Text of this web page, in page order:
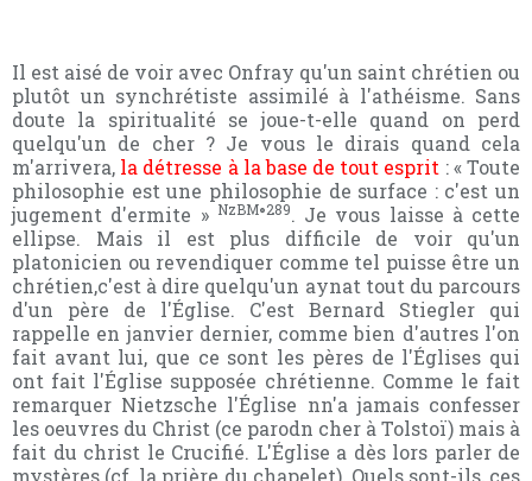
Il est aisé de voir avec Onfray qu'un saint chrétien ou
plutôt un synchrétiste assimilé à l'athéisme. Sans
doute la spiritualité se joue-t-elle quand on perd
quelqu'un de cher ? Je vous le dirais quand cela
m'arrivera, la détresse à la base de tout esprit : « Toute
philosophie est une philosophie de surface : c'est un
jugement d'ermite » NzBM°289. Je vous laisse à cette
ellipse. Mais il est plus difficile de voir qu'un
platonicien ou revendiquer comme tel puisse être un
chrétien,c'est à dire quelqu'un aynat tout du parcours
d'un père de l'Église. C'est Bernard Stiegler qui
rappelle en janvier dernier, comme bien d'autres l'on
fait avant lui, que ce sont les pères de l'Églises qui
ont fait l'Église supposée chrétienne. Comme le fait
remarquer Nietzsche l'Église nn'a jamais confesser
les oeuvres du Christ (ce parodn cher à Tolstoï) mais à
fait du christ le Crucifié. L'Église a dès lors parler de
mystères (cf. la prière du chapelet). Quels sont-ils, ces